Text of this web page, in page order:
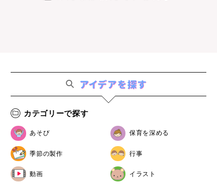
カテゴリーで探す
あそび 保育を深める
季節の製作 行事
動画 イラスト